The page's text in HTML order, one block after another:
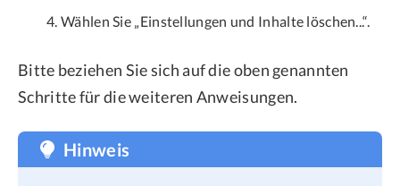
Wählen Sie „Einstellungen und Inhalte löschen...“.
Bitte beziehen Sie sich auf die oben genannten
Schritte für die weiteren Anweisungen.
Hinweis